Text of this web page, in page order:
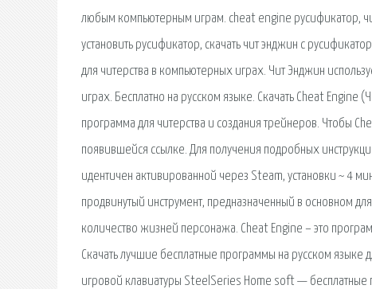
любым компьютерным играм. cheat engine русификатор,
установить русификатор, скачать чит энджин с
для читерства в компьютерных играх. Чит Энджин
играх. Бесплатно на русском языке. Скачать Cheat
программа для читерства и создания трейнеров. Чтобы
появившейся ссылке. Для получения подробных
идентичен активированной через Steam, установки ~ 4
продвинутый инструмент, предназначенный в основном
количество жизней персонажа. Cheat Engine – это
Скачать лучшие бесплатные программы на русском языке
игровой клавиатуры SteelSeries Home soft —